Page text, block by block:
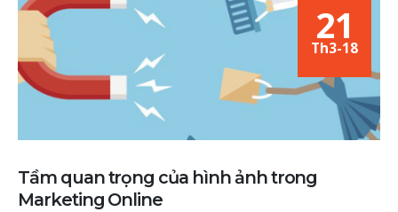
21
Th3-18
Tầm quan trọng của hình ảnh trong
Marketing Online